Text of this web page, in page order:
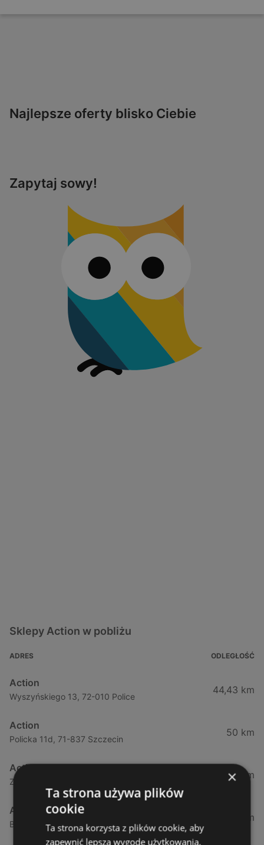
Najlepsze oferty blisko Ciebie
Zapytaj sowy!
Sklepy Action w pobliżu
ADRES ODLEGŁOŚĆ
Action
Wyszyńskiego 13, 72-010 Police
44,43 km
Action
Policka 11d, 71-837 Szczecin
50 km
Action
Zielonogórska, 31, 71-084 Szczecin
55,3 km
Action
Bohaterów Warszawy, 40, 70-342 Szczecin
55,68 km
×
Ta strona używa plików
cookie
Ta strona korzysta z plików cookie, aby
zapewnić lepszą wygodę użytkowania.